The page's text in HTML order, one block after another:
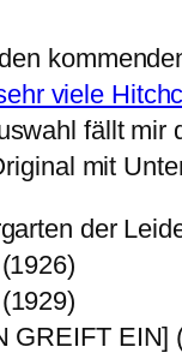
viele
fällt
mit
der
GREIFT EIN]